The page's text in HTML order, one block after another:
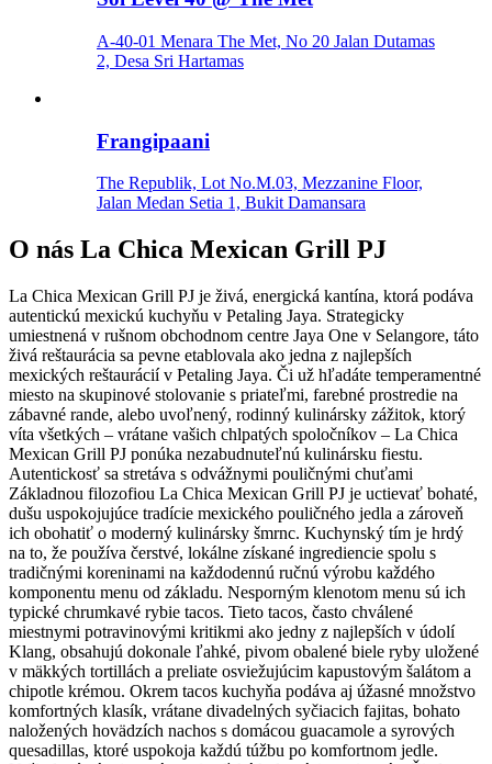
A-40-01 Menara The Met, No 20 Jalan Dutamas
2, Desa Sri Hartamas
Frangipaani
The Republik, Lot No.M.03, Mezzanine Floor,
Jalan Medan Setia 1, Bukit Damansara
O nás La Chica Mexican Grill PJ
La Chica Mexican Grill PJ je živá, energická kantína, ktorá podáva
autentickú mexickú kuchyňu v Petaling Jaya. Strategicky
umiestnená v rušnom obchodnom centre Jaya One v Selangore, táto
živá reštaurácia sa pevne etablovala ako jedna z najlepších
mexických reštaurácií v Petaling Jaya. Či už hľadáte temperamentné
miesto na skupinové stolovanie s priateľmi, farebné prostredie na
zábavné rande, alebo uvoľnený, rodinný kulinársky zážitok, ktorý
víta všetkých – vrátane vašich chlpatých spoločníkov – La Chica
Mexican Grill PJ ponúka nezabudnuteľnú kulinársku fiestu.
Autentickosť sa stretáva s odvážnymi pouličnými chuťami
Základnou filozofiou La Chica Mexican Grill PJ je uctievať bohaté,
dušu uspokojujúce tradície mexického pouličného jedla a zároveň
ich obohatiť o moderný kulinársky šmrnc. Kuchynský tím je hrdý
na to, že používa čerstvé, lokálne získané ingrediencie spolu s
tradičnými koreninami na každodennú ručnú výrobu každého
komponentu menu od základu. Nesporným klenotom menu sú ich
typické chrumkavé rybie tacos. Tieto tacos, často chválené
miestnymi potravinovými kritikmi ako jedny z najlepších v údolí
Klang, obsahujú dokonale ľahké, pivom obalené biele ryby uložené
v mäkkých tortillách a preliate osviežujúcim kapustovým šalátom a
chipotle krémou. Okrem tacos kuchyňa podáva aj úžasné množstvo
komfortných klasík, vrátane divadelných syčiacich fajitas, bohato
naložených hovädzích nachos s domácou guacamole a syrových
quesadillas, ktoré uspokoja každú túžbu po komfortnom jedle.